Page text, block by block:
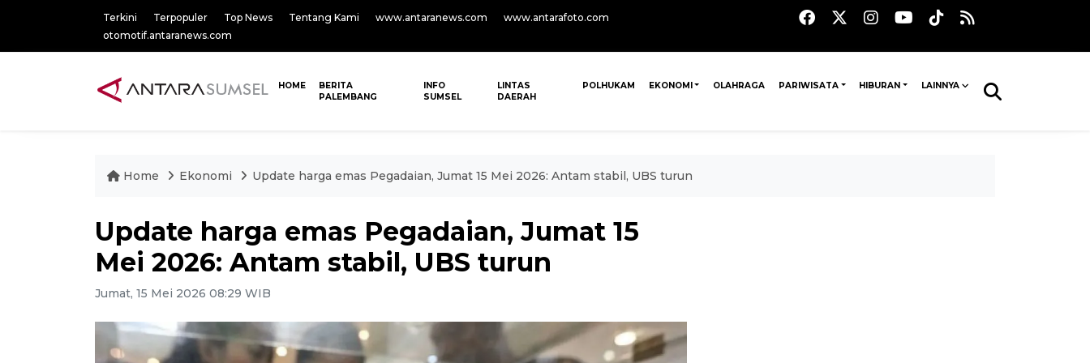
Terkini Terpopuler Top News Tentang Kami www.antaranews.com
www.antarafoto.com
otomotif.antaranews.com
HOME
BERITA
PALEMBANG
INFO
SUMSEL
LINTAS
DAERAH
POLHUKAM EKONOMI OLAHRAGA PARIWISATA HIBURAN LAINNYA
Home Ekonomi Update harga emas Pegadaian, Jumat 15 Mei 2026: Antam stabil, UBS turun
Update harga emas Pegadaian, Jumat 15
Mei 2026: Antam stabil, UBS turun
Jumat, 15 Mei 2026 08:29 WIB